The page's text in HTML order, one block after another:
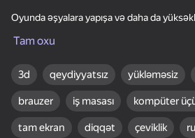
56
Obby: Master of the
Sword
28
Amazing pictures.
Color by numbers
Oyunda əşyalara yapışa və daha da
qazanacaqsınız. Uğurlar!
Tam oxu
3d qeydiyyatsız yükləməsiz
brauzer iş masası kompüter
tam ekran diqqət çeviklik